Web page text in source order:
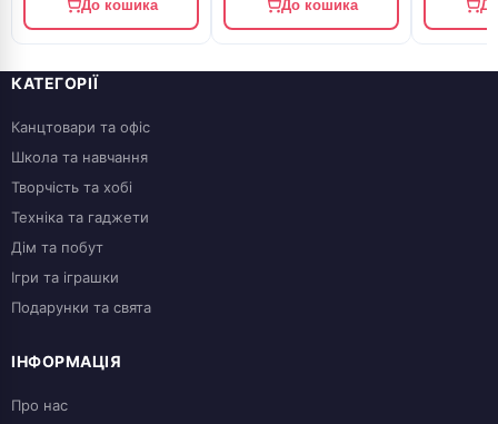
До кошика До кошика
КАТЕГОРІЇ
Канцтовари та офіс
Школа та навчання
Творчість та хобі
Техніка та гаджети
Дім та побут
Ігри та іграшки
Подарунки та свята
ІНФОРМАЦІЯ
Про нас